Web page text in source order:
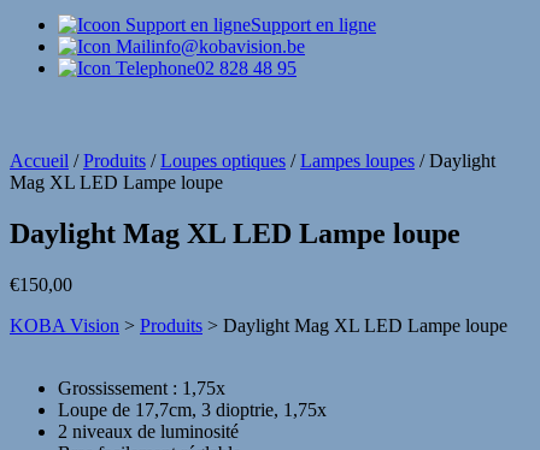
Support en ligne
info@kobavision.be
02 828 48 95
Accueil /Produits /Loupes optiques /Lampes loupes /Daylight
Mag XL LED Lampe loupe
Daylight Mag XL LED Lampe loupe
€150,00
KOBA Vision > Produits > Daylight Mag XL LED Lampe loupe
Grossissement : 1,75x
Loupe de 17,7cm, 3 dioptrie, 1,75x
2 niveaux de luminosité